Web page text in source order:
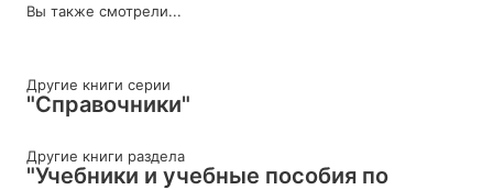
Вы также смотрели...
Другие книги серии
"Справочники"
Другие книги раздела
"Учебники и учебные пособия по